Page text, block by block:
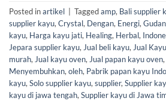
Posted inartikel Taggedamp, Bali supplier
supplier kayu, Crystal, Dengan, Energi,
kayu, Harga kayu jati, Healing, Herbal,
Jepara supplier kayu, Jual beli kayu, Jual Kayu
murah, Jual kayu oven, Jual papan kayu oven,
Menyembuhkan, oleh, Pabrik papan kayu
kayu, Solo supplier kayu, supplier, Supplier
kayu di jawa tengah, Supplier kayu di Jawa